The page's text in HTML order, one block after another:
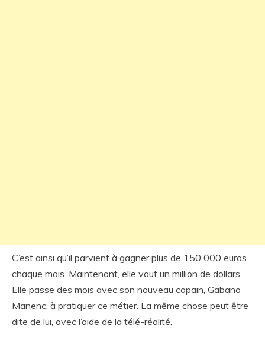
C’est ainsi qu’il parvient à gagner plus de 150 000 euros
chaque mois. Maintenant, elle vaut un million de dollars.
Elle passe des mois avec son nouveau copain, Gabano
Manenc, à pratiquer ce métier. La même chose peut être
dite de lui, avec l’aide de la télé-réalité.